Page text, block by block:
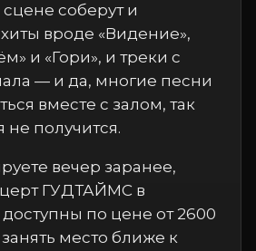
соберут и
вроде «Видение»,
и «Гори», и треки с
— и да, многие песни
вместе с залом, так
не получится.
вечер заранее,
ГУДТАЙМС в
по цене от 2600
место ближе к